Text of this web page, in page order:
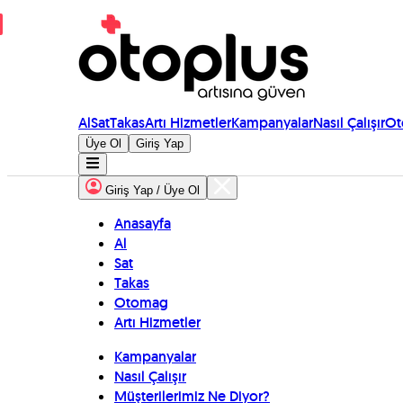
AlSatTakasArtı HizmetlerKampanyalarNasıl Çalışır
Üye Ol Giriş Yap
Giriş Yap / Üye Ol
Anasayfa
Al
Sat
Takas
Otomag
Artı Hizmetler
Kampanyalar
Nasıl Çalışır
Müşterilerimiz Ne Diyor?